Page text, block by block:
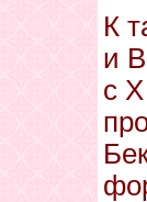
К
и
с